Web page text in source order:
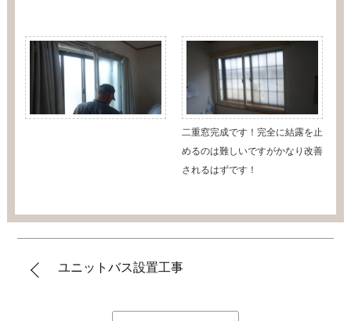
二重窓完成です！完全に結露を止
めるのは難しいですがかなり改善
されるはずです！
ユニットバス設置工事